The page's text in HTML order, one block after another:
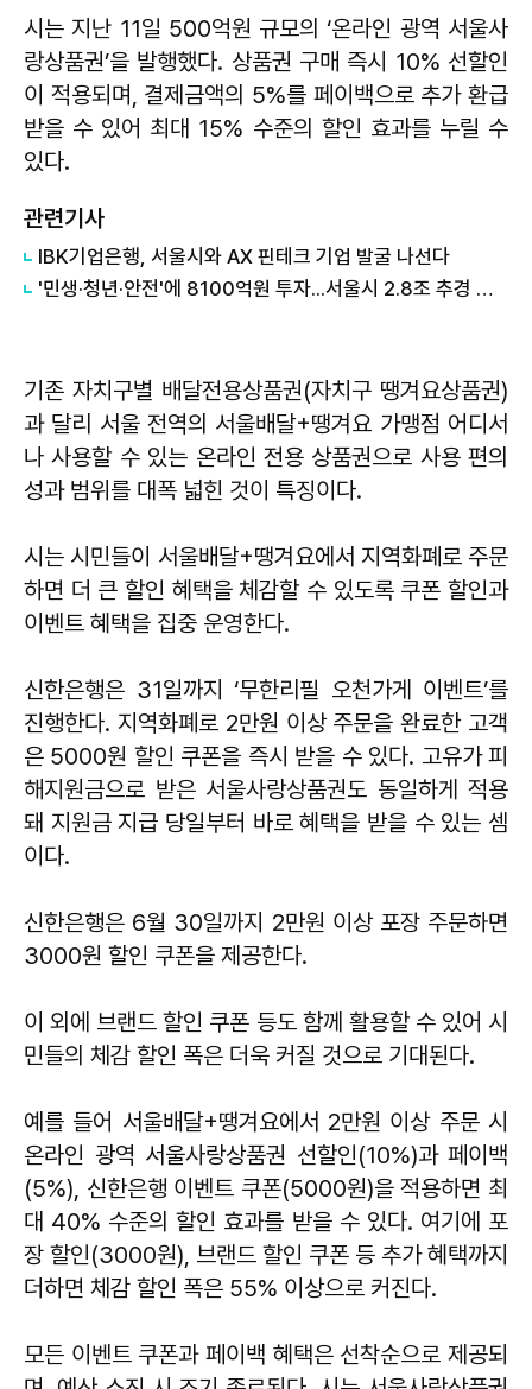
시는 지난 11일 500억원 규모의 ‘온라인 광역 서울사
랑상품권’을 발행했다. 상품권 구매 즉시 10% 선할인
이 적용되며, 결제금액의 5%를 페이백으로 추가 환급
받을 수 있어 최대 15% 수준의 할인 효과를 누릴 수
있다.
관련기사
IBK기업은행, 서울시와 AX 핀테크 기업 발굴 나선다
'민생·청년·안전'에 8100억원 투자...서울시 2.8조 추경 예산 편성
기존 자치구별 배달전용상품권(자치구 땡겨요상품권)
과 달리 서울 전역의 서울배달+땡겨요 가맹점 어디서
나 사용할 수 있는 온라인 전용 상품권으로 사용 편의
성과 범위를 대폭 넓힌 것이 특징이다.
시는 시민들이 서울배달+땡겨요에서 지역화폐로 주문
하면 더 큰 할인 혜택을 체감할 수 있도록 쿠폰 할인과
이벤트 혜택을 집중 운영한다.
신한은행은 31일까지 ‘무한리필 오천가게 이벤트’를
진행한다. 지역화폐로 2만원 이상 주문을 완료한 고객
은 5000원 할인 쿠폰을 즉시 받을 수 있다. 고유가 피
해지원금으로 받은 서울사랑상품권도 동일하게 적용
돼 지원금 지급 당일부터 바로 혜택을 받을 수 있는 셈
이다.
신한은행은 6월 30일까지 2만원 이상 포장 주문하면
3000원 할인 쿠폰을 제공한다.
이 외에 브랜드 할인 쿠폰 등도 함께 활용할 수 있어 시
민들의 체감 할인 폭은 더욱 커질 것으로 기대된다.
예를 들어 서울배달+땡겨요에서 2만원 이상 주문 시
온라인 광역 서울사랑상품권 선할인(10%)과 페이백
(5%), 신한은행 이벤트 쿠폰(5000원)을 적용하면 최
대 40% 수준의 할인 효과를 받을 수 있다. 여기에 포
장 할인(3000원), 브랜드 할인 쿠폰 등 추가 혜택까지
더하면 체감 할인 폭은 55% 이상으로 커진다.
모든 이벤트 쿠폰과 페이백 혜택은 선착순으로 제공되